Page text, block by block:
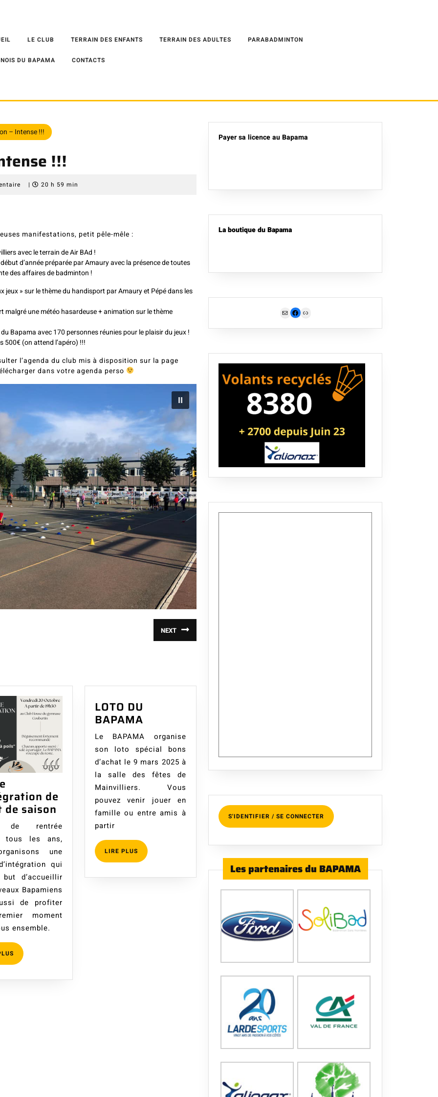
LE CLUB TERRAIN DES ENFANTS TERRAIN DES ADULTES PARABADMINTON
DU BAPAMA CONTACTS
– Intense !!!
!!!
| 20 h 59 min
manifestations, petit pêle-mêle :
avec le terrain de Air BAd !
d’année préparée par Amaury avec la présence de toutes
des affaires de badminton !
jeux » sur le thème du handisport par Amaury et Pépé dans les
une météo hasardeuse + animation sur le thème
Bapama avec 170 personnes réunies pour le plaisir du jeux !
500€ (on attend l’apéro) !!!
l’agenda du club mis à disposition sur la page
dans votre agenda perso
NEXT
Article
suivant
de
de saison
d’intégration
de
début
de
saison
de rentrée
tous les ans,
une
qui
d’accueillir
Bapamiens
de profiter
moment
ensemble.
LIRE
PLUS
LOTO DU
BAPAMALOTO
DU
BAPAMA
Le BAPAMA organise
son loto spécial bons
d’achat le 9 mars 2025 à
la salle des fêtes de
Mainvilliers. Vous
pouvez venir jouer en
famille ou entre amis à
partir
LIRE PLUSLIRE
PLUS
Payer sa licence au Bapama
La boutique du Bapama
MailFacebook
Link
S'IDENTIFIER / SE CONNECTER
Les partenaires du BAPAMA